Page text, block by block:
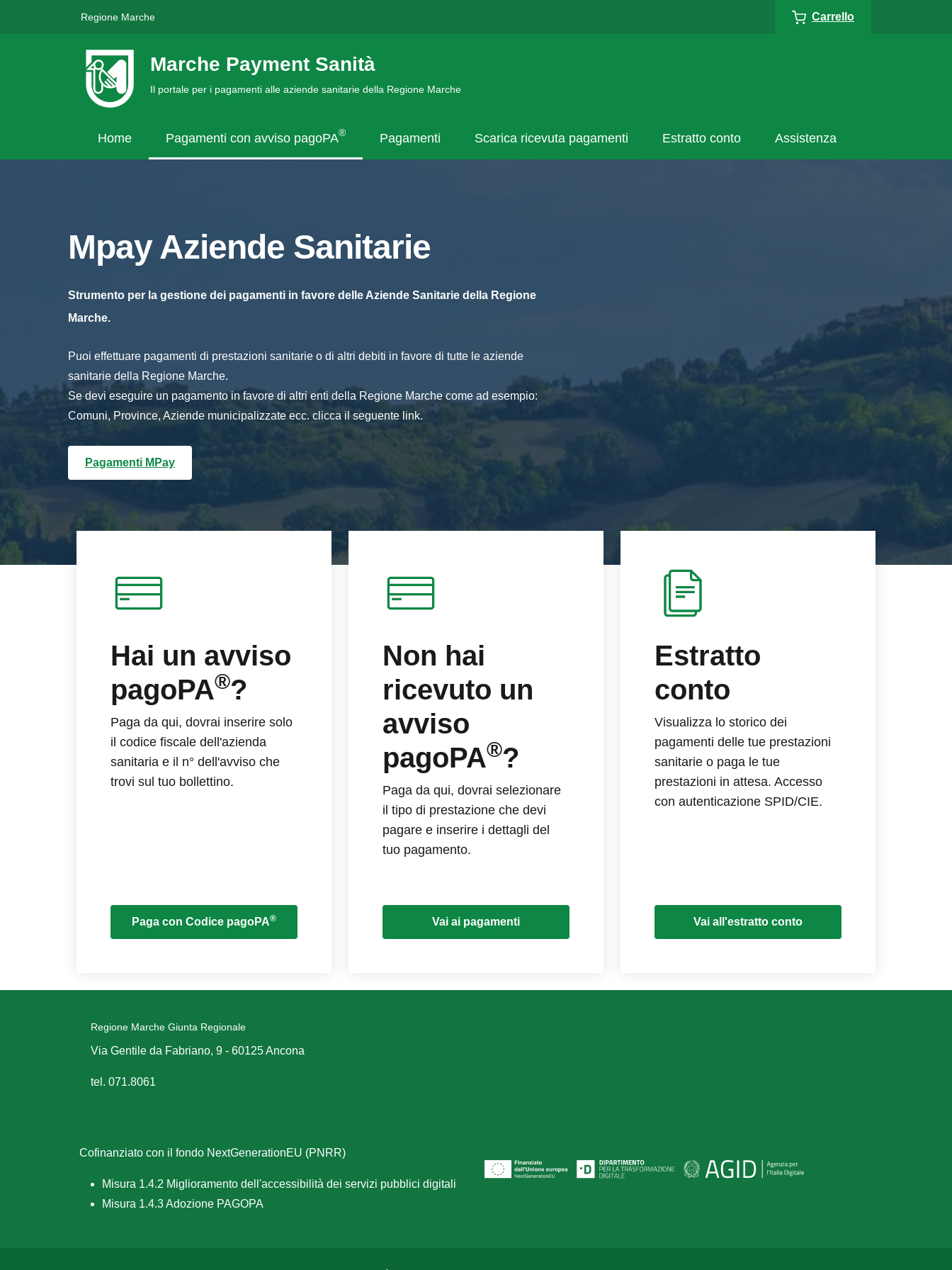
Regione Marche Carrello
Marche Payment Sanità
Il portale per i pagamenti alle aziende sanitarie della Regione Marche
Home Pagamenti con avviso pagoPA® Pagamenti Scarica ricevuta pagamenti Estratto conto Assistenza
Mpay Aziende Sanitarie
Strumento per la gestione dei pagamenti in favore delle Aziende Sanitarie della Regione
Marche.
Puoi effettuare pagamenti di prestazioni sanitarie o di altri debiti in favore di tutte le aziende
sanitarie della Regione Marche.
Se devi eseguire un pagamento in favore di altri enti della Regione Marche come ad esempio:
Comuni, Province, Aziende municipalizzate ecc. clicca il seguente link.
Pagamenti MPay
Hai un avviso
pagoPA®?
Paga da qui, dovrai inserire solo
il codice fiscale dell'azienda
sanitaria e il n° dell'avviso che
trovi sul tuo bollettino.
Paga con Codice pagoPA®
Non hai
ricevuto un
avviso
pagoPA®?
Paga da qui, dovrai selezionare
il tipo di prestazione che devi
pagare e inserire i dettagli del
tuo pagamento.
Vai ai pagamenti
Estratto
conto
Visualizza lo storico dei
pagamenti delle tue prestazioni
sanitarie o paga le tue
prestazioni in attesa. Accesso
con autenticazione SPID/CIE.
Vai all'estratto conto
Regione Marche Giunta Regionale
Via Gentile da Fabriano, 9 - 60125 Ancona
tel. 071.8061
Cofinanziato con il fondo NextGenerationEU (PNRR)
Misura 1.4.2 Miglioramento dell'accessibilità dei servizi pubblici digitali
Misura 1.4.3 Adozione PAGOPA